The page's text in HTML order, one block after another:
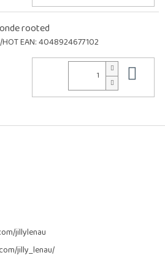
rooted
EAN:4048924677102
jillylenau
jilly_lenau/